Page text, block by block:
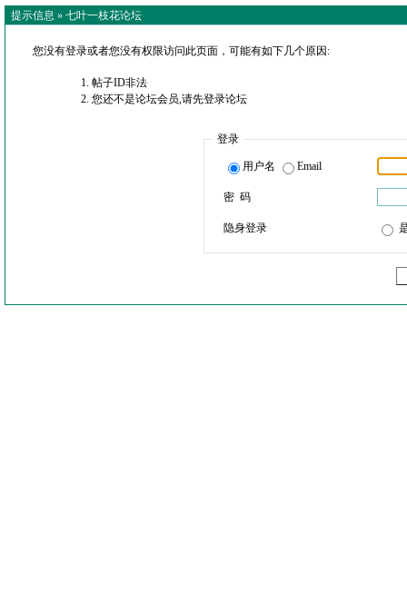
提示信息 » 七叶一枝花论坛
您没有登录或者您没有权限访问此页面，可能有如下几个原因:
帖子ID非法
您还不是论坛会员,请先登录论坛
登录
用户名 Email
密 码
隐身登录